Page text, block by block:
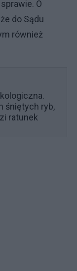
O
do Sądu
również
śniętych ryb,
ratunek